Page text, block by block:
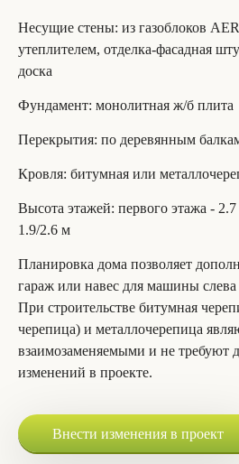
Несущие стены: из газоблоков
утеплителем, отделка-фасадная
доска
Фундамент: монолитная ж/б плита
Перекрытия: по деревянным
Кровля: битумная или
Высота этажей: первого этажа -
1.9/2.6 м
Планировка дома позволяет
гараж или навес для машины слева
При строительстве битумная
черепица) и металлочерепица
взаимозаменяемыми и не требуют
изменений в проекте.
Внести изменения в проект